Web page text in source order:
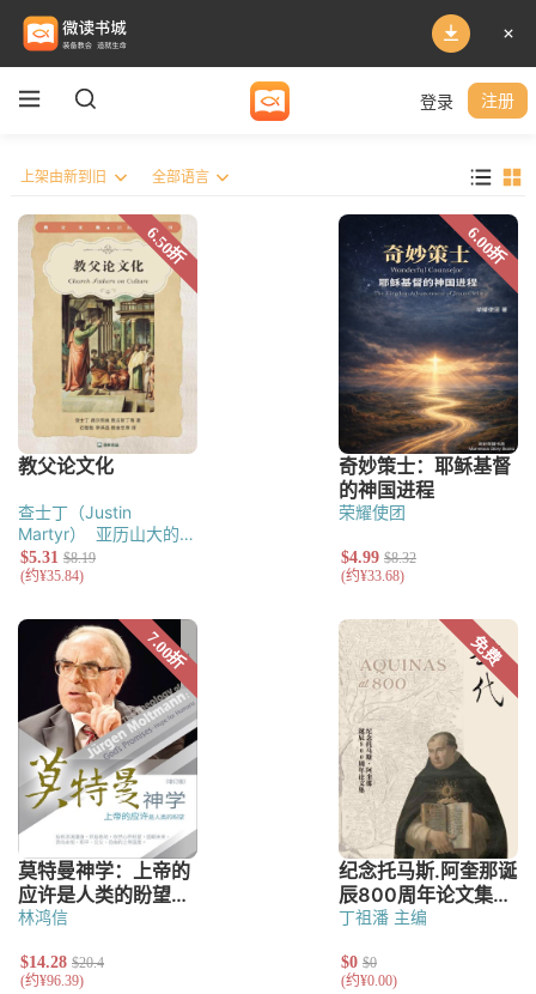
登录 注册
查士丁（Justin
Martyr）
亚历山大的克
莱门（Clement of
Alexandria）
（Tertullian） 奥利金
（Origen） 奥古斯丁
（Augustine of
Hippo）
荣耀使团
林鸿信 丁祖潘 主编